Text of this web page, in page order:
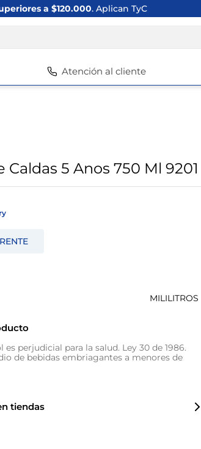
a $120.000. Aplican TyC
Atención al cliente
Caldas 5 Anos 750 Ml 9201
MILILITROS
es perjudicial para la salud. Ley 30 de 1986.
de bebidas embriagantes a menores de
tiendas